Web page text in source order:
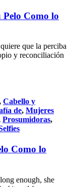
Como lo
que la perciba
y reconciliación
Cabello y
de, Mujeres
Prosumidoras,
Como lo
enough, she